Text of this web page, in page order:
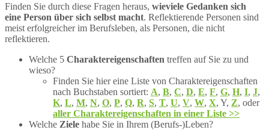
Finden Sie durch diese Fragen heraus, wieviele Gedanken sich
eine Person über sich selbst macht. Reflektierende Personen sind
meist erfolgreicher im Berufsleben, als Personen, die nicht
reflektieren.
Welche 5 Charaktereigenschaften treffen auf Sie zu und
wieso?
Finden Sie hier eine Liste von Charaktereigenschaften
nach Buchstaben sortiert: A, B, C, D, E, F, G, H, I, J,
K, L, M, N, O, P, Q, R, S, T, U, V, W, X, Y, Z, oder
aller Charaktereigenschaften in einer Liste >>
Welche Ziele habe Sie in Ihrem (Berufs-)Leben?